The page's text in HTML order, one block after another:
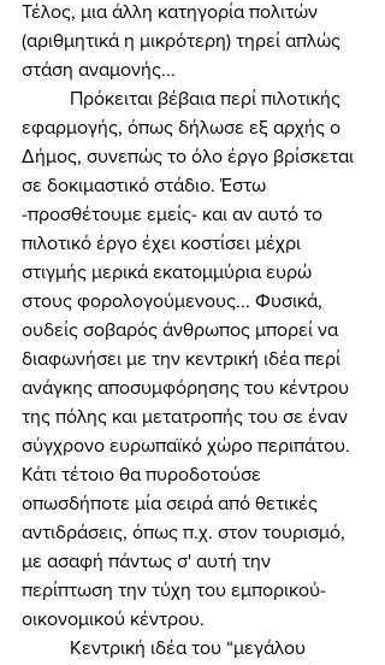
Τέλος, μια άλλη κατηγορία πολιτών
(αριθμητικά η μικρότερη) τηρεί απλώς
στάση αναμονής...
εφαρμογής, όπως δήλωσε εξ αρχής ο
Δήμος, συνεπώς το όλο έργο βρίσκεται
σε δοκιμαστικό στάδιο. Έστω
-προσθέτουμε εμείς- και αν αυτό το
πιλοτικό έργο έχει κοστίσει μέχρι
στιγμής μερικά εκατομμύρια ευρώ
στους φορολογούμενους... Φυσικά,
ουδείς σοβαρός άνθρωπος μπορεί να
διαφωνήσει με την κεντρική ιδέα περί
ανάγκης αποσυμφόρησης του κέντρου
της πόλης και μετατροπής του σε έναν
σύγχρονο ευρωπαϊκό χώρο περιπάτου.
Κάτι τέτοιο θα πυροδοτούσε
οπωσδήποτε μία σειρά από θετικές
αντιδράσεις, όπως π.χ. στον τουρισμό,
με ασαφή πάντως σ' αυτή την
περίπτωση την τύχη του εμπορικού-
οικονομικού κέντρου.